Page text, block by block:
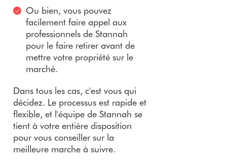
Ou bien, vous pouvez
facilement faire appel aux
professionnels de Stannah
pour le faire retirer avant de
mettre votre propriété sur le
marché.
Dans tous les cas, c'est vous qui
décidez. Le processus est rapide et
flexible, et l'équipe de Stannah se
tient à votre entière disposition
pour vous conseiller sur la
meilleure marche à suivre.